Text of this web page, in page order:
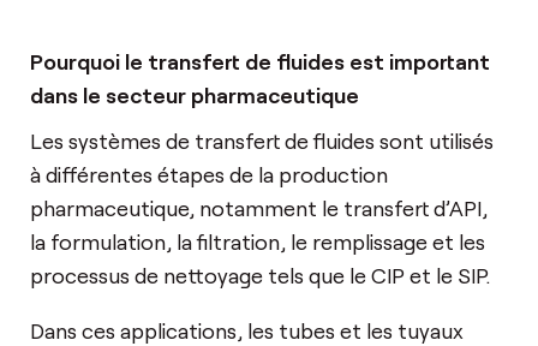
Pourquoi le transfert de fluides est important
dans le secteur pharmaceutique
Les systèmes de transfert de fluides sont utilisés
à différentes étapes de la production
pharmaceutique, notamment le transfert d’API,
la formulation, la filtration, le remplissage et les
processus de nettoyage tels que le CIP et le SIP.
Dans ces applications, les tubes et les tuyaux